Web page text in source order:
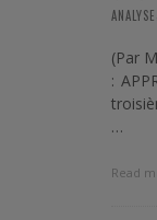
ANALYSE
(Par
:
…
Read